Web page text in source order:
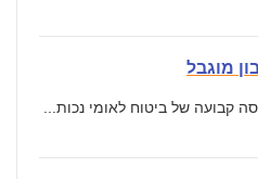
מוגבל
קבועה של ביטוח לאומי נכות...